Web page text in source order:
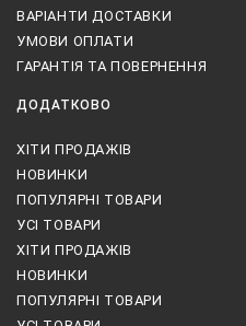
ВАРІАНТИ ДОСТАВКИ
УМОВИ ОПЛАТИ
ГАРАНТІЯ ТА ПОВЕРНЕННЯ
ДОДАТКОВО
ХІТИ ПРОДАЖІВ
НОВИНКИ
ПОПУЛЯРНІ ТОВАРИ
УСІ ТОВАРИ
ХІТИ ПРОДАЖІВ
НОВИНКИ
ПОПУЛЯРНІ ТОВАРИ